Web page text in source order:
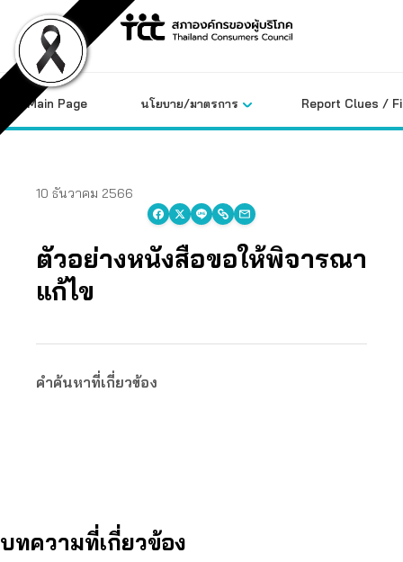
content
Main Page นโยบาย/มาตรการ Report Clues /
10 ธันวาคม 2566
ตัวอย่างหนังสือขอให้พิจารณา
แก้ไข
คำค้นหาที่เกี่ยวข้อง
บทความที่เกี่ยวข้อง